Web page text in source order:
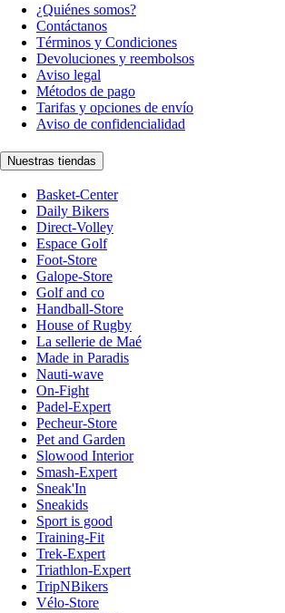
¿Quiénes somos?
Contáctanos
Términos y Condiciones
Devoluciones y reembolsos
Aviso legal
Métodos de pago
Tarifas y opciones de envío
Aviso de confidencialidad
Nuestras tiendas
Basket-Center
Daily Bikers
Direct-Volley
Espace Golf
Foot-Store
Galope-Store
Golf and co
Handball-Store
House of Rugby
La sellerie de Maé
Made in Paradis
Nauti-wave
On-Fight
Padel-Expert
Pecheur-Store
Pet and Garden
Slowood Interior
Smash-Expert
Sneak'In
Sneakids
Sport is good
Training-Fit
Trek-Expert
Triathlon-Expert
TripNBikers
Vélo-Store